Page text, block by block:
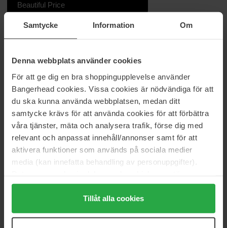
Samtycke Information Om
Denna webbplats använder cookies
För att ge dig en bra shoppingupplevelse använder
Bangerhead cookies. Vissa cookies är nödvändiga för att
du ska kunna använda webbplatsen, medan ditt
samtycke krävs för att använda cookies för att förbättra
våra tjänster, mäta och analysera trafik, förse dig med
relevant och anpassat innehåll/annonser samt för att
aktivera funktioner som används på sociala medier
media (kan innefatta behandling av personuppgifter).
Genom att trycka på "Tillåt alla cookies" accepterar du
alla cookies, medan du under "Detaljer" kan anpassa
användningen av cookies. Du kan när som helst återkalla
Tillåt alla cookies
Beautiful Price
Information
invisibobble WRAPSTAR er et 2-i-1 hårværktøj, som er en
i håret på forskellige måder, f.eks. i en knold eller en fletning, eller
du kan bruge det til at lave en sløjfe.
Varenummer: 95753
Kategorier:
Hårbånd & Håraccessories
Anmeldelser (0)Spørgsmål og svar (0)